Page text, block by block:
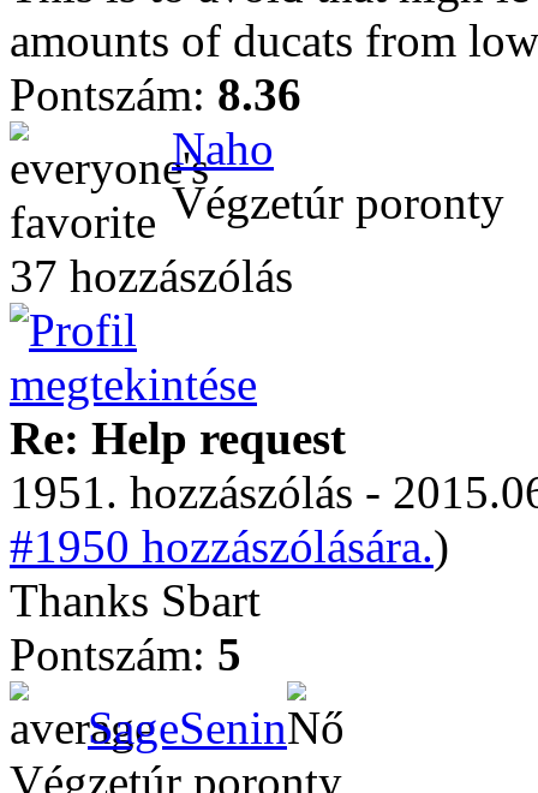
amounts of ducats from
Pontszám: 8.36
Naho
Végzetúr poronty
37 hozzászólás
Re: Help request
1951. hozzászólás -
#1950 hozzászólására.)
Thanks Sbart
Pontszám: 5
SageSenin
Végzetúr poronty